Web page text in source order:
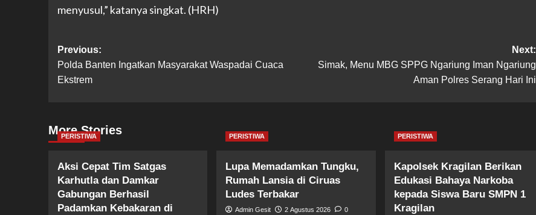
menyusul,” katanya singkat. (HRH)
Post
navigation
Previous:
Polda Banten Ingatkan Masyarakat Waspadai Cuaca
Ekstrem
Next:
Simak, Menu MBG SPPG Ngariung Iman Ngariung
Aman Polres Serang Hari Ini
More Stories
PERISTIWA
Aksi Cepat Tim Satgas
Karhutla dan Damkar
Gabungan Berhasil
Padamkan Kebakaran di
PERISTIWA
Lupa Memadamkan Tungku,
Rumah Lansia di Ciruas
Ludes Terbakar
Admin Gesit 2 Agustus 2026 0
PERISTIWA
Kapolsek Kragilan Berikan
Edukasi Bahaya Narkoba
kepada Siswa Baru SMPN 1
Kragilan